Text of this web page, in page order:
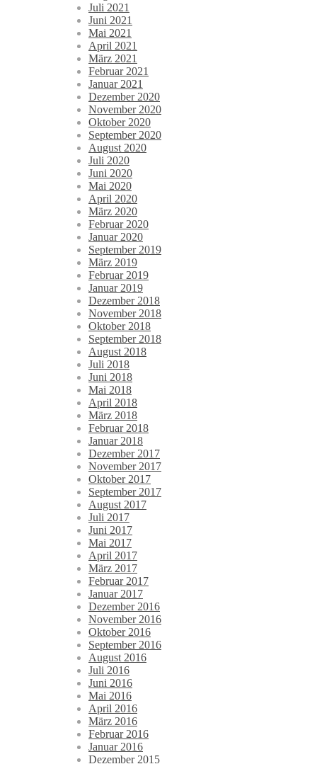
Juli 2021
Juni 2021
Mai 2021
April 2021
März 2021
Februar 2021
Januar 2021
Dezember 2020
November 2020
Oktober 2020
September 2020
August 2020
Juli 2020
Juni 2020
Mai 2020
April 2020
März 2020
Februar 2020
Januar 2020
September 2019
März 2019
Februar 2019
Januar 2019
Dezember 2018
November 2018
Oktober 2018
September 2018
August 2018
Juli 2018
Juni 2018
Mai 2018
April 2018
März 2018
Februar 2018
Januar 2018
Dezember 2017
November 2017
Oktober 2017
September 2017
August 2017
Juli 2017
Juni 2017
Mai 2017
April 2017
März 2017
Februar 2017
Januar 2017
Dezember 2016
November 2016
Oktober 2016
September 2016
August 2016
Juli 2016
Juni 2016
Mai 2016
April 2016
März 2016
Februar 2016
Januar 2016
Dezember 2015